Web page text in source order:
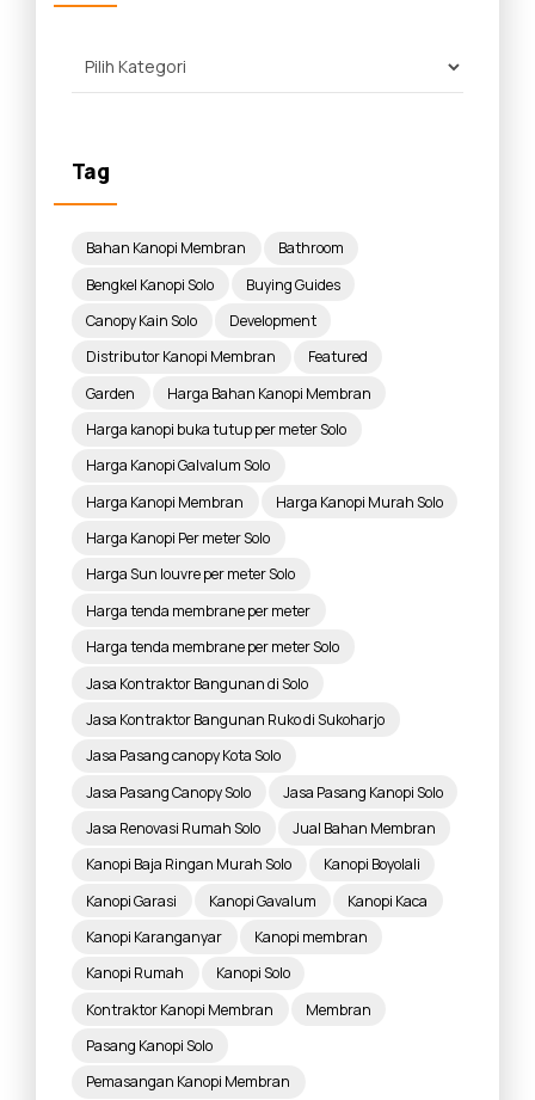
Tag
Bahan Kanopi Membran
Bathroom
Bengkel Kanopi Solo
Buying Guides
Canopy Kain Solo
Development
Distributor Kanopi Membran
Featured
Garden
Harga Bahan Kanopi Membran
Harga kanopi buka tutup per meter Solo
Harga Kanopi Galvalum Solo
Harga Kanopi Membran
Harga Kanopi Murah Solo
Harga Kanopi Per meter Solo
Harga Sun louvre per meter Solo
Harga tenda membrane per meter
Harga tenda membrane per meter Solo
Jasa Kontraktor Bangunan di Solo
Jasa Kontraktor Bangunan Ruko di Sukoharjo
Jasa Pasang canopy Kota Solo
Jasa Pasang Canopy Solo
Jasa Pasang Kanopi Solo
Jasa Renovasi Rumah Solo
Jual Bahan Membran
Kanopi Baja Ringan Murah Solo
Kanopi Boyolali
Kanopi Garasi
Kanopi Gavalum
Kanopi Kaca
Kanopi Karanganyar
Kanopi membran
Kanopi Rumah
Kanopi Solo
Kontraktor Kanopi Membran
Membran
Pasang Kanopi Solo
Pemasangan Kanopi Membran